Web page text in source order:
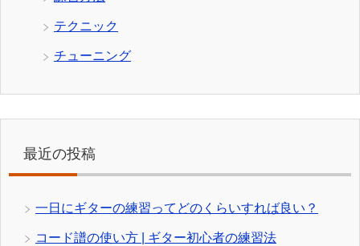
テクニック
チューニング
最近の投稿
一日にギターの練習ってどのくらいすれば良い？
コード譜の使い方 | ギター初心者の練習法